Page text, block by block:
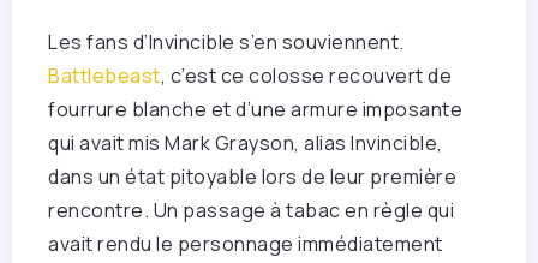
Les fans d’Invincible s’en souviennent.
Battlebeast, c’est ce colosse recouvert de
fourrure blanche et d’une armure imposante
qui avait mis Mark Grayson, alias Invincible,
dans un état pitoyable lors de leur première
rencontre. Un passage à tabac en règle qui
avait rendu le personnage immédiatement